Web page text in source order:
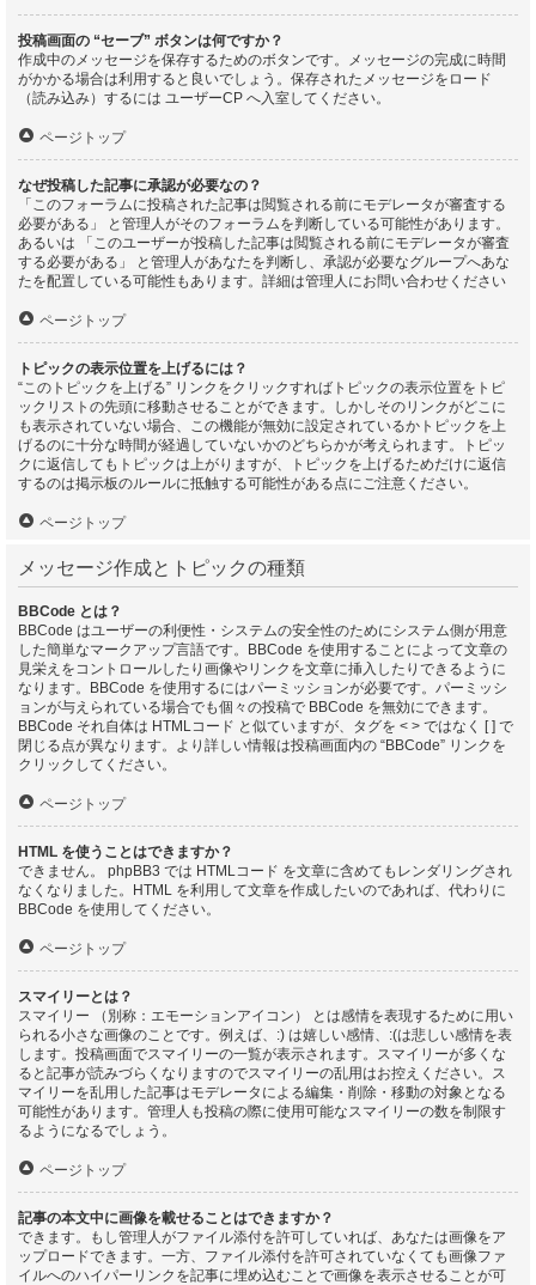
投稿画面の “セーブ” ボタンは何ですか？
作成中のメッセージを保存するためのボタンです。メッセージの完成に時間
がかかる場合は利用すると良いでしょう。保存されたメッセージをロード
（読み込み）するには ユーザーCP へ入室してください。
ページトップ
なぜ投稿した記事に承認が必要なの？
「このフォーラムに投稿された記事は閲覧される前にモデレータが審査する
必要がある」 と管理人がそのフォーラムを判断している可能性があります。
あるいは 「このユーザーが投稿した記事は閲覧される前にモデレータが審査
する必要がある」 と管理人があなたを判断し、承認が必要なグループへあな
たを配置している可能性もあります。詳細は管理人にお問い合わせください
ページトップ
トピックの表示位置を上げるには？
“このトピックを上げる” リンクをクリックすればトピックの表示位置をトピ
ックリストの先頭に移動させることができます。しかしそのリンクがどこに
も表示されていない場合、この機能が無効に設定されているかトピックを上
げるのに十分な時間が経過していないかのどちらかが考えられます。トピッ
クに返信してもトピックは上がりますが、トピックを上げるためだけに返信
するのは掲示板のルールに抵触する可能性がある点にご注意ください。
ページトップ
メッセージ作成とトピックの種類
BBCode とは？
BBCode はユーザーの利便性・システムの安全性のためにシステム側が用意
した簡単なマークアップ言語です。BBCode を使用することによって文章の
見栄えをコントロールしたり画像やリンクを文章に挿入したりできるように
なります。BBCode を使用するにはパーミッションが必要です。パーミッシ
ョンが与えられている場合でも個々の投稿で BBCode を無効にできます。
BBCode それ自体は HTMLコード と似ていますが、タグを < > ではなく [ ] で
閉じる点が異なります。より詳しい情報は投稿画面内の “BBCode” リンクを
クリックしてください。
ページトップ
HTML を使うことはできますか？
できません。 phpBB3 では HTMLコード を文章に含めてもレンダリングされ
なくなりました。HTML を利用して文章を作成したいのであれば、代わりに
BBCode を使用してください。
ページトップ
スマイリーとは？
スマイリー （別称：エモーションアイコン） とは感情を表現するために用い
られる小さな画像のことです。例えば、:) は嬉しい感情、:(は悲しい感情を表
します。投稿画面でスマイリーの一覧が表示されます。スマイリーが多くな
ると記事が読みづらくなりますのでスマイリーの乱用はお控えください。ス
マイリーを乱用した記事はモデレータによる編集・削除・移動の対象となる
可能性があります。管理人も投稿の際に使用可能なスマイリーの数を制限す
るようになるでしょう。
ページトップ
記事の本文中に画像を載せることはできますか？
できます。もし管理人がファイル添付を許可していれば、あなたは画像をア
ップロードできます。一方、ファイル添付を許可されていなくても画像ファ
イルへのハイパーリンクを記事に埋め込むことで画像を表示させることが可